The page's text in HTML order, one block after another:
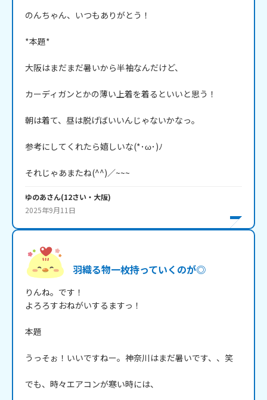
のんちゃん、いつもありがとう！
*本題*
大阪はまだまだ暑いから半袖なんだけど、
カーディガンとかの薄い上着を着るといいと思う！
朝は着て、昼は脱げばいいんじゃないかなっ。
参考にしてくれたら嬉しいな(*･ω･)ﾉ
それじゃあまたね(^^)／~~~
ゆのあさん(12さい・ 大阪)
2025年9月11日
羽織る物一枚持っていくのが◎
りんね。です！
よろろすおねがいするますっ！
本題
うっそぉ！いいですねー。神奈川はまだ暑いです、、笑
でも、時々エアコンが寒い時には、